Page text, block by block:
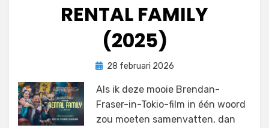
RENTAL FAMILY
(2025)
doorFilmofiel.nl
Geplaatst
28 februari 2026
Als ik deze mooie Brendan-
Fraser-in-Tokio-film in één woord
zou moeten samenvatten, dan